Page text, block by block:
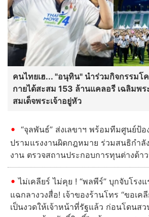
คลองจั่น
อ่านต่อทั้งหมด
การเมือง